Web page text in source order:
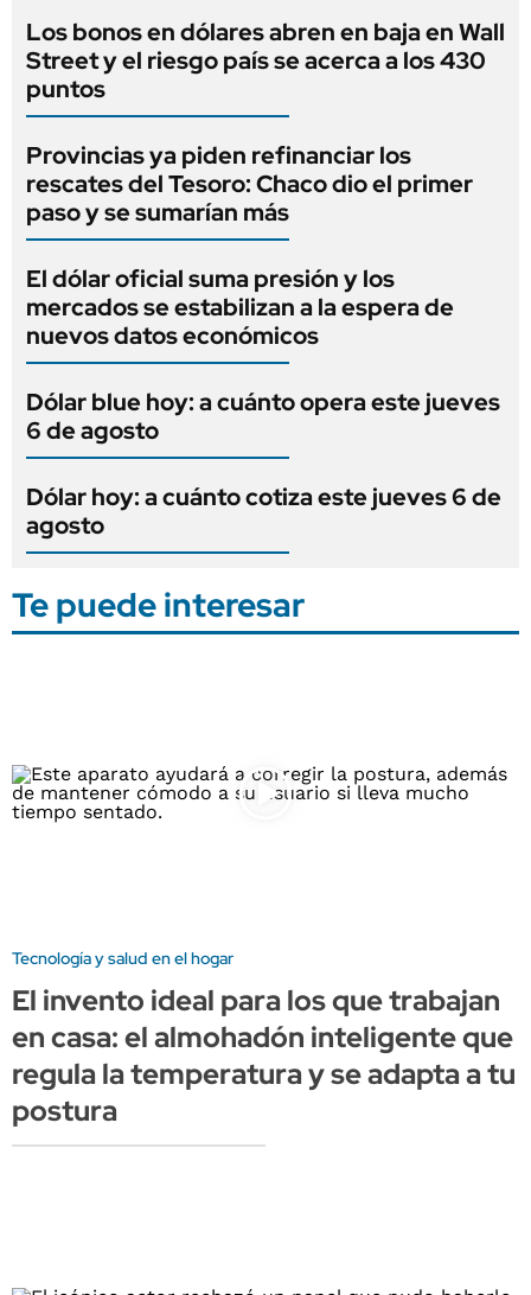
Los bonos en dólares abren en baja en Wall
Street y el riesgo país se acerca a los 430
puntos
Provincias ya piden refinanciar los
rescates del Tesoro: Chaco dio el primer
paso y se sumarían más
El dólar oficial suma presión y los
mercados se estabilizan a la espera de
nuevos datos económicos
Dólar blue hoy: a cuánto opera este jueves
6 de agosto
Dólar hoy: a cuánto cotiza este jueves 6 de
agosto
Te puede interesar
Tecnología y salud en el hogar
El invento ideal para los que trabajan
en casa: el almohadón inteligente que
regula la temperatura y se adapta a tu
postura